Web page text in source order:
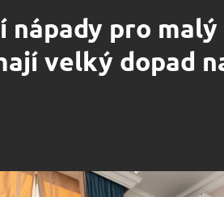
nápady pro
velký dopad